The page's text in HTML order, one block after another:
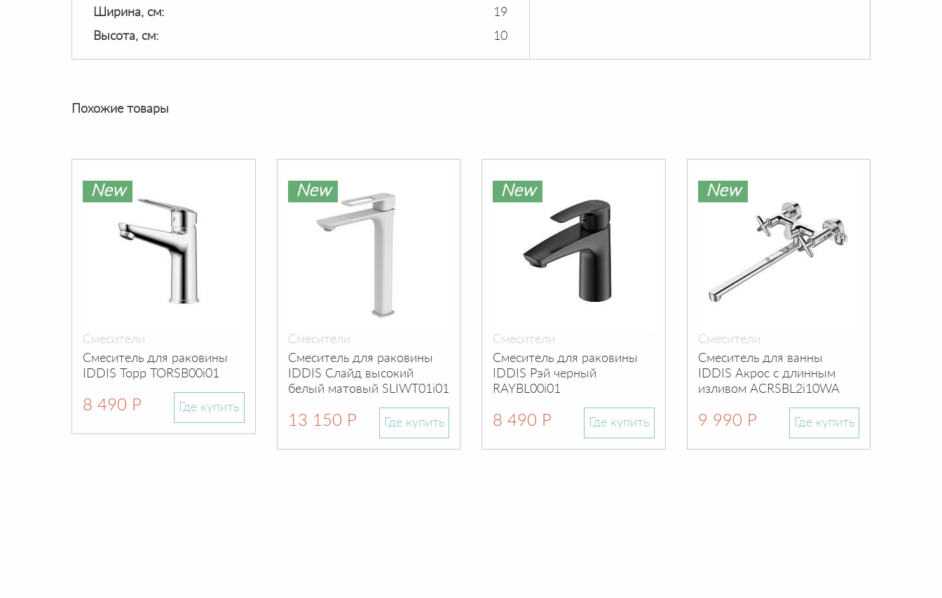
Ширина, см:
19
Высота, см:
10
Похожие товары
New
Смесители
Смеситель для раковины
IDDIS Торр TORSB00i01
8 490 Р Где купить
New
Смесители
Смеситель для раковины
IDDIS Слайд высокий
белый матовый SLIWT01i01
13 150 Р Где купить
New
Смесители
Смеситель для раковины
IDDIS Рэй черный
RAYBL00i01
8 490 Р Где купить
New
Смесители
Смеситель для ванны
IDDIS Акрос с длинным
изливом ACRSBL2i10WA
9 990 Р Где купить